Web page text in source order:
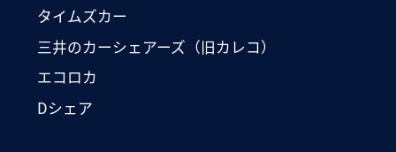
タイムズカー
三井のカーシェアーズ（旧カレコ）
エコロカ
Dシェア